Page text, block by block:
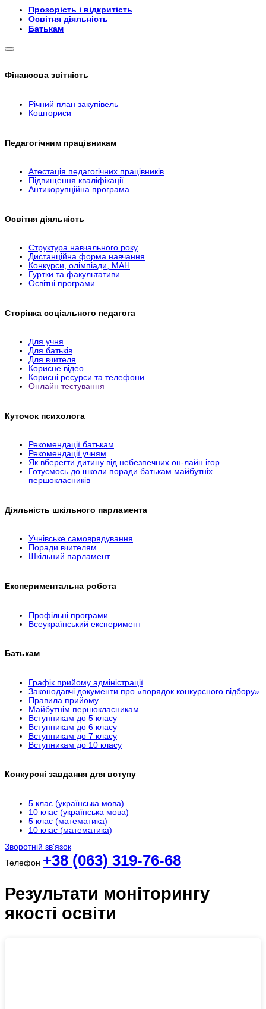
Прозорість і відкритість
Освітня діяльність
Батькам
Фінансова звітність
Річний план закупівель
Кошториси
Педагогічним працівникам
Атестація педагогічних працівників
Підвищення кваліфікації
Антикорупційна програма
Освітня діяльність
Структура навчального року
Дистанційна форма навчання
Конкурси, олімпіади, МАН
Гуртки та факультативи
Освітні програми
Сторінка соціального педагога
Для учня
Для батьків
Для вчителя
Корисне відео
Корисні ресурси та телефони
Онлайн тестування
Куточок психолога
Рекомендації батькам
Рекомендації учням
Як вберегти дитину від небезпечних он-лайн ігор
Готуємось до школи поради батькам майбутніх
першокласників
Діяльність шкільного парламента
Учнівське самоврядування
Поради вчителям
Шкільний парламент
Експериментальна робота
Профільні програми
Всеукраїнський експеримент
Батькам
Графік прийому адміністрації
Законодавчі документи про «порядок конкурсного відбору»
Правила прийому
Майбутнім першокласникам
Вступникам до 5 класу
Вступникам до 6 класу
Вступникам до 7 класу
Вступникам до 10 класу
Конкурсні завдання для вступу
5 клас (українська мова)
10 клас (українська мова)
5 клас (математика)
10 клас (математика)
Зворотній зв'язок
Телефон +38 (063) 319-76-68
Результати моніторингу
якості освіти